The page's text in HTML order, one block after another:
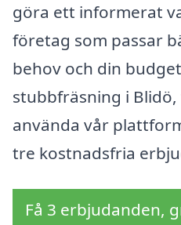
göra ett informerat
företag som passar
behov och din
stubbfräsning i
använda vår
tre kostnadsfria
Få 3 erbjudanden,